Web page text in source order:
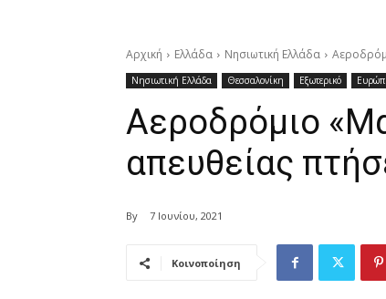
Αρχική Ελλάδα Νησιωτική Ελλάδα
Νησιωτική Ελλάδα Θεσσαλονίκη Εξωτερικό
Αεροδρόμιο
απευθείας
By 7 Ιουνίου, 2021
Κοινοποίηση